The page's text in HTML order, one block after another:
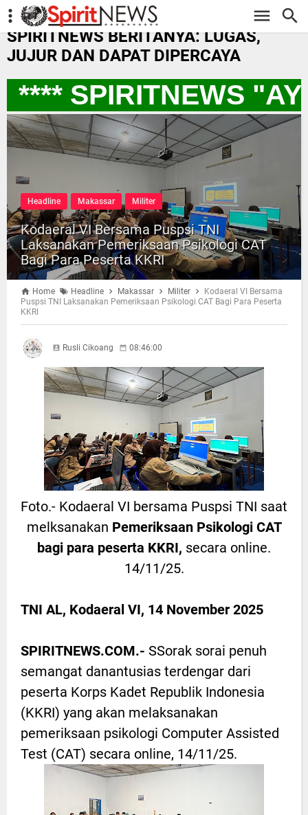
-->
SPIRITNEWS BERITANYA: LUGAS,
JUJUR DAN DAPAT DIPERCAYA
SPIRITNEWS
Headline Makassar Militer
Kodaeral VI Bersama Puspsi TNI
Laksanakan Pemeriksaan Psikologi CAT
Bagi Para Peserta KKRI
Home Headline Makassar Militer
Kodaeral VI Bersama
Puspsi TNI Laksanakan Pemeriksaan Psikologi CAT Bagi Para Peserta
KKRI
Rusli Cikoang 08:46:00
Foto.- Kodaeral VI bersama Puspsi TNI saat
melksanakan Pemeriksaan Psikologi CAT
bagi para peserta KKRI, secara online.
14/11/25.
TNI AL, Kodaeral VI, 14 November 2025
SPIRITNEWS.COM.- SSorak sorai penuh
semangat danantusias terdengar dari
peserta Korps Kadet Republik Indonesia
(KKRI) yang akan melaksanakan
pemeriksaan psikologi Computer Assisted
Test (CAT) secara online, 14/11/25.